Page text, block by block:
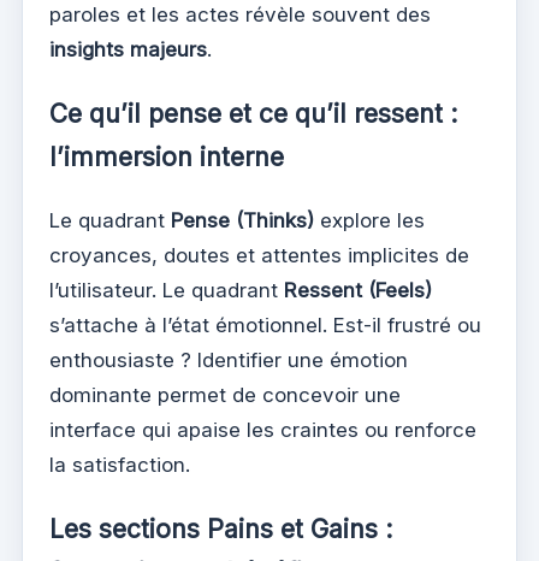
paroles et les actes révèle souvent des
insights majeurs.
Ce qu’il pense et ce qu’il ressent :
l’immersion interne
Le quadrant Pense (Thinks) explore les
croyances, doutes et attentes implicites de
l’utilisateur. Le quadrant Ressent (Feels)
s’attache à l’état émotionnel. Est-il frustré ou
enthousiaste ? Identifier une émotion
dominante permet de concevoir une
interface qui apaise les craintes ou renforce
la satisfaction.
Les sections Pains et Gains :